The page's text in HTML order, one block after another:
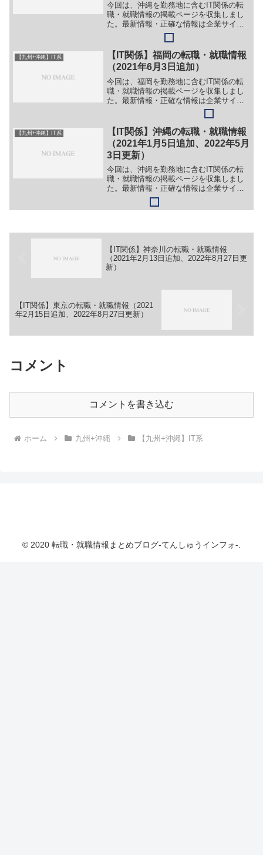
今回は、沖縄を勤務地に含むIT関係の転
職・就職情報の掲載ページを収集しまし
た。最新情報・正確な情報は企業サイト
でご確認ください。①【会社名】株式会
社 TOPONE【職務】＞＞更新日現在、募
集停止中【勤務地】沖縄県那覇市首里鳥
堀町1-50-1...
【九州+沖縄】IT系
【IT関係】福岡の転職・就職情報
（2021年6月3日追加）
今回は、福岡を勤務地に含むIT関係の転
職・就職情報の掲載ページを収集しまし
た。最新情報・正確な情報は企業サイト
でご確認ください。①【会社名】株式会
社ビー・エム・エル【職務】（１）シス
テム開発職【勤務地】福岡県福岡市等
【詳細】転職・就職情報の...
【九州+沖縄】IT系
【IT関係】沖縄の転職・就職情報
（2021年1月5日追加、2022年5月
3日更新）
今回は、沖縄を勤務地に含むIT関係の転
職・就職情報の掲載ページを収集しまし
た。最新情報・正確な情報は企業サイト
でご確認ください。①【会社名】あさか
わシステムズ株式会社【職務】［新卒・
【IT関係】神奈川の転職・就職情報
（2021年2月13日追加、2022年8月27日更
新）
【IT関係】東京の転職・就職情報（2021
年2月15日追加、2022年8月27日更新）
コメント
コメントを書き込む
ホーム 九州+沖縄 【九州+沖縄】IT系
© 2020 転職・就職情報まとめブログ-てんしゅうインフォ-.